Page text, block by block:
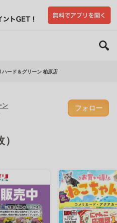
ハード＆グリーン 柏原店
ン
フォロー